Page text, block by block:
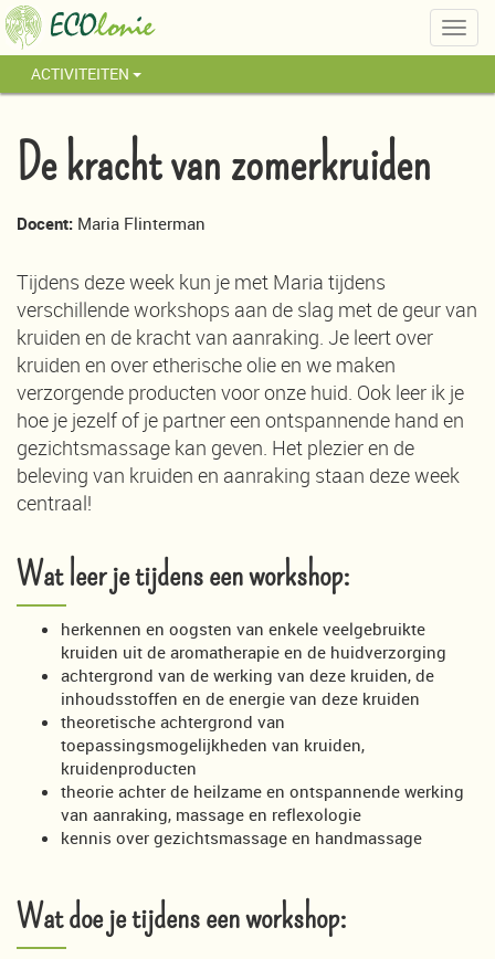
ACTIVITEITEN
De kracht van zomerkruiden
Docent: Maria Flinterman
Tijdens deze week kun je met Maria tijdens
verschillende workshops aan de slag met de geur van
kruiden en de kracht van aanraking. Je leert over
kruiden en over etherische olie en we maken
verzorgende producten voor onze huid. Ook leer ik je
hoe je jezelf of je partner een ontspannende hand en
gezichtsmassage kan geven. Het plezier en de
beleving van kruiden en aanraking staan deze week
centraal!
Wat leer je tijdens een workshop:
herkennen en oogsten van enkele veelgebruikte
kruiden uit de aromatherapie en de huidverzorging
achtergrond van de werking van deze kruiden, de
inhoudsstoffen en de energie van deze kruiden
theoretische achtergrond van
toepassingsmogelijkheden van kruiden,
kruidenproducten
theorie achter de heilzame en ontspannende werking
van aanraking, massage en reflexologie
kennis over gezichtsmassage en handmassage
Wat doe je tijdens een workshop: